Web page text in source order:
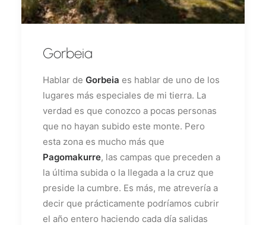
Gorbeia
Hablar de Gorbeia es hablar de uno de los
lugares más especiales de mi tierra. La
verdad es que conozco a pocas personas
que no hayan subido este monte. Pero
esta zona es mucho más que
Pagomakurre, las campas que preceden a
la última subida o la llegada a la cruz que
preside la cumbre. Es más, me atrevería a
decir que prácticamente podríamos cubrir
el año entero haciendo cada día salidas